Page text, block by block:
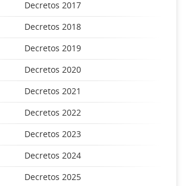
Decretos 2017
Decretos 2018
Decretos 2019
Decretos 2020
Decretos 2021
Decretos 2022
Decretos 2023
Decretos 2024
Decretos 2025